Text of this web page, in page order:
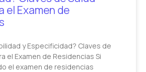
el Examen de
y Especificidad? Claves de
el Examen de Residencias Si
el examen de residencias